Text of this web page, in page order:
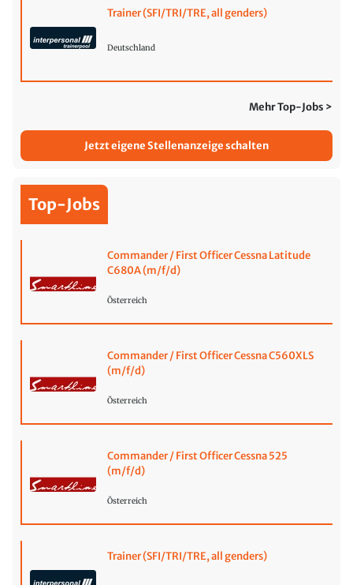
Trainer (SFI/TRI/TRE, all genders)
Deutschland
Mehr Top-Jobs >
Jetzt eigene Stellenanzeige schalten
Top-Jobs
Commander / First Officer Cessna Latitude
C680A (m/f/d)
Österreich
Commander / First Officer Cessna C560XLS
(m/f/d)
Österreich
Commander / First Officer Cessna 525
(m/f/d)
Österreich
Trainer (SFI/TRI/TRE, all genders)